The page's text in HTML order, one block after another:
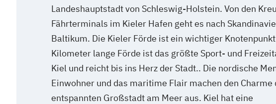
Landeshauptstadt von Schleswig-Holstein. Von den
Fährterminals im Kieler Hafen geht es nach
Baltikum. Die Kieler Förde ist ein wichtiger
Kilometer lange Förde ist das größte Sport- und
Kiel und reicht bis ins Herz der Stadt.. Die nordische
Einwohner und das maritime Flair machen den Charme
entspannten Großstadt am Meer aus. Kiel hat eine